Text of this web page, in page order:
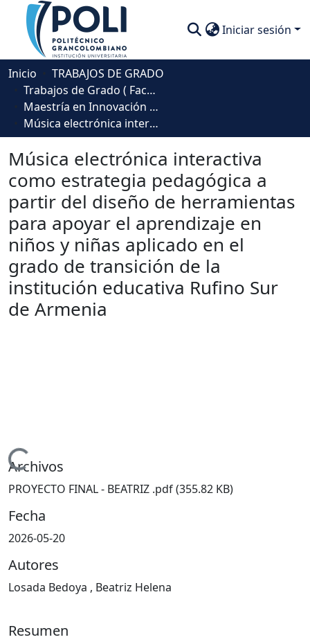
Iniciar sesión
Estadísticas
Inicio
TRABAJOS DE GRADO
Trabajos de Grado ( Facultad de Sociedad, Cultura y Creatividad)
Maestría en Innovación Educativa
Música electrónica interactiva como estrategia pedagógica a partir del diseño de herramientas para apoyar el aprendizaje en niños y niñas aplicado en el grado de transición de la institución educativa Rufino Sur de Armenia
Música electrónica interactiva
como estrategia pedagógica a
partir del diseño de herramientas
para apoyar el aprendizaje en
niños y niñas aplicado en el
grado de transición de la
institución educativa Rufino Sur
de Armenia
Cargando...
Archivos
PROYECTO FINAL - BEATRIZ .pdf(355.82 KB)
Fecha
2026-05-20
Autores
Losada Bedoya , Beatriz Helena
Resumen